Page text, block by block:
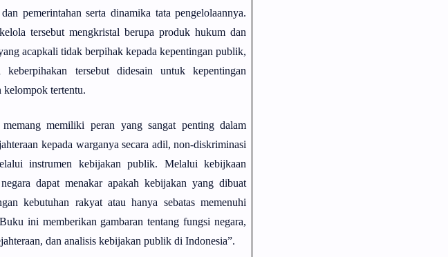
pemerintahan serta dinamika tata pengelolaannya.
tersebut mengkristal berupa produk hukum dan
acapkali tidak berpihak kepada kepentingan publik,
keberpihakan tersebut didesain untuk kepentingan
kelompok tertentu.
memang memiliki peran yang sangat penting dalam
kepada warganya secara adil, non-diskriminasi
instrumen kebijakan publik. Melalui kebijkaan
dapat menakar apakah kebijakan yang dibuat
kebutuhan rakyat atau hanya sebatas memenuhi
ini memberikan gambaran tentang fungsi negara,
dan analisis kebijakan publik di Indonesia”.